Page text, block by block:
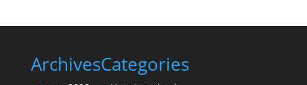
ArchivesCategories